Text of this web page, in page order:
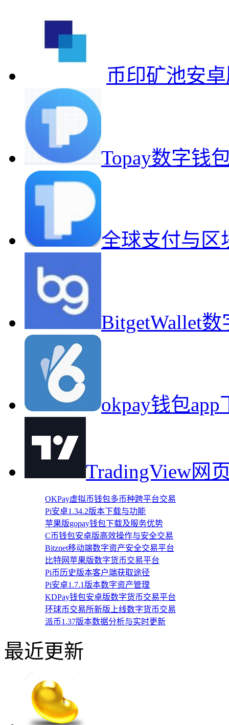
币印矿池安
Topay数字钱
全球支付与区
BitgetWallet
okpay钱包
TradingView网
OKPay虚拟币钱包多币种跨平台交易
Pi安卓1.34.2版本下载与功能
苹果版gopay钱包下载及服务优势
C币钱包安卓版高效操作与安全交易
Bitznet移动端数字资产安全交易平台
比特网苹果版数字货币交易平台
Pi币历史版本客户端获取途径
Pi安卓1.7.1版本数字资产管理
KDPay钱包安卓版数字货币交易平台
环球币交易所新版上线数字货币交易
派币1.37版本数据分析与实时更新
最近更新